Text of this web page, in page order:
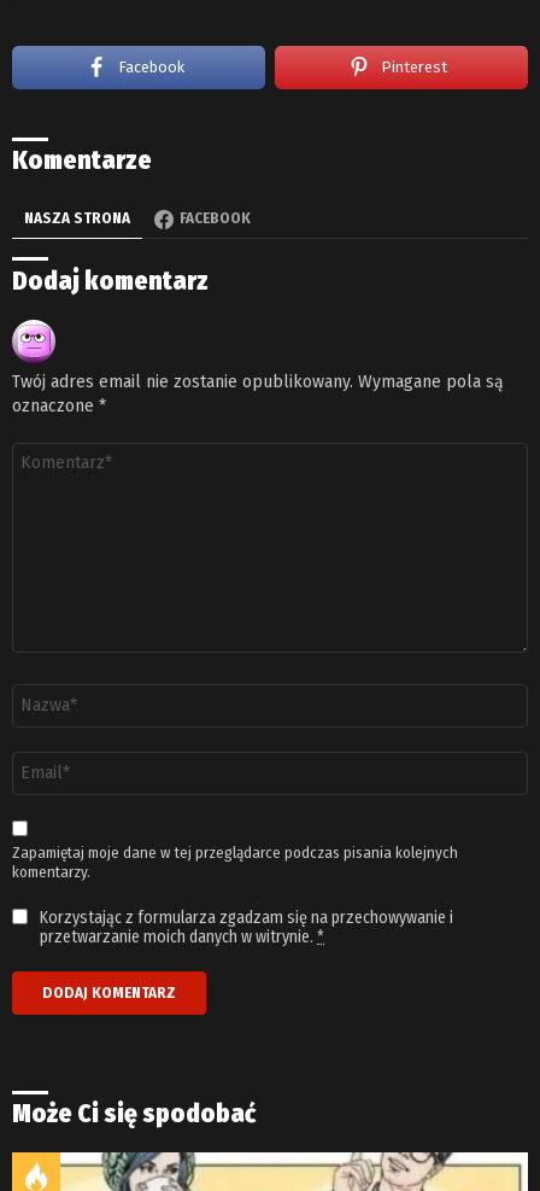
Facebook Pinterest
Komentarze
NASZA STRONA FACEBOOK
Dodaj komentarz
Twój adres email nie zostanie opublikowany. Wymagane pola są
oznaczone *
email
*
Zapamiętaj moje dane w tej przeglądarce podczas pisania kolejnych
komentarzy.
Korzystając z formularza zgadzam się na przechowywanie i
przetwarzanie moich danych w witrynie. *
Może Ci się spodobać